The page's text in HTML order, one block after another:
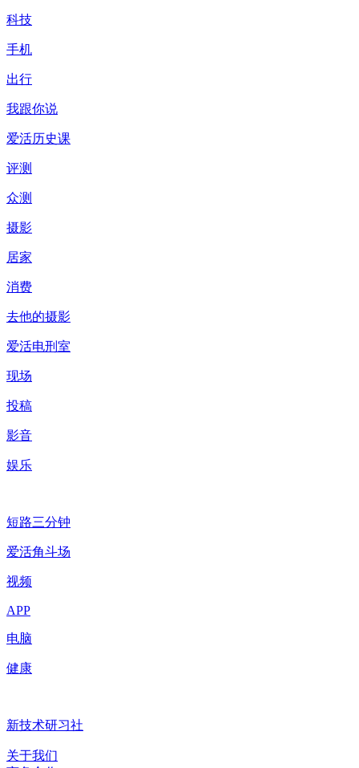
科技
手机
出行
我跟你说
爱活历史课
评测
众测
摄影
居家
消费
去他的摄影
爱活电刑室
现场
投稿
影音
娱乐
短路三分钟
爱活角斗场
视频
APP
电脑
健康
新技术研习社
关于我们